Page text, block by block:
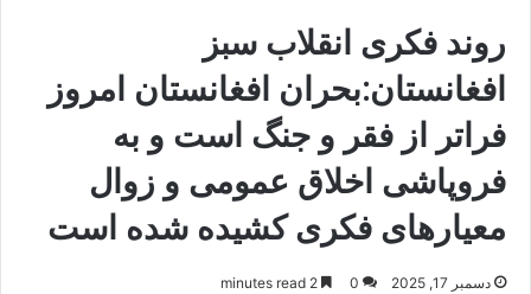
روند فکری انقلاب سبز
افغانستان:بحران افغانستان امروز
فراتر از فقر و جنگ است و به
فروپاشی اخلاق عمومی و زوال
معیارهای فکری کشیده شده است
دسمبر 17, 2025 0